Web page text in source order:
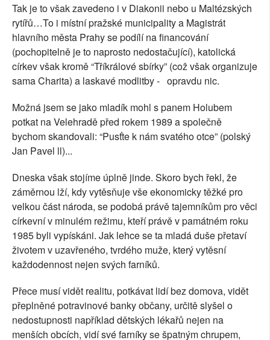
Tak je to však zavedeno i v Diakonii nebo u Maltézských
rytířů…To i místní pražské municipality a Magistrát
hlavního města Prahy se podílí na financování
(pochopitelně je to naprosto nedostačující), katolická
církev však kromě “Tříkrálové sbírky” (což však organizuje
sama Charita) a laskavé modlitby - opravdu nic.
Možná jsem se jako mladík mohl s panem Holubem
potkat na Velehradě před rokem 1989 a společně
bychom skandovali: “Pusťte k nám svatého otce” (polský
Jan Pavel ll)...
Dneska však stojíme úplně jinde. Skoro bych řekl, že
záměrnou lží, kdy vytěsňuje vše ekonomicky těžké pro
velkou část národa, se podobá právě tajemníkům pro věci
církevní v minulém režimu, kteří právě v památném roku
1985 byli vypískáni. Jak lehce se ta mladá duše přetaví
životem v uzavřeného, tvrdého muže, který vytěsní
každodennost nejen svých farníků.
Přece musí vidět realitu, potkávat lidí bez domova, vidět
přeplněné potravinové banky občany, určitě slyšel o
nedostupnosti například dětských lékařů nejen na
menších obcích, vidí své farníky se špatným chrupem,